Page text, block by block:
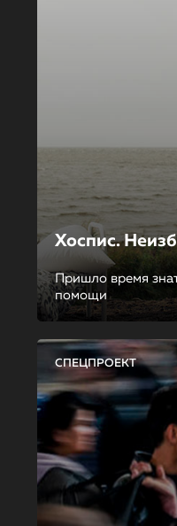
Хоспис.
Пришло время
помощи
СПЕЦПРОЕКТ